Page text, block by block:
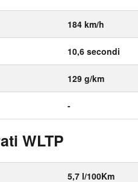
184 km/h
10,6 secondi
129 g/km
-
WLTP
5,7 l/100Km